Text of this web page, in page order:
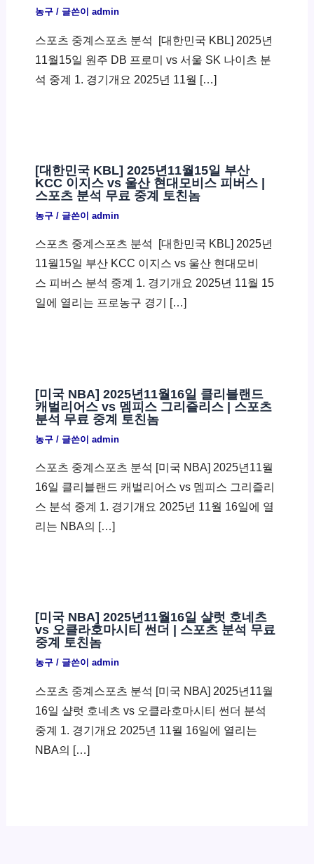
농구/ 글쓴이 admin
스포츠 중계스포츠 분석 ​ [대한민국 KBL] 2025년
11월15일 원주 DB 프로미 vs 서울 SK 나이츠 분
석 중계 1. 경기개요 2025년 11월 […]
[대한민국 KBL] 2025년11월15일 부산
KCC 이지스 vs 울산 현대모비스 피버스 |
스포츠 분석 무료 중계 토친놈
농구/ 글쓴이 admin
스포츠 중계스포츠 분석 ​ [대한민국 KBL] 2025년
11월15일 부산 KCC 이지스 vs 울산 현대모비
스 피버스 분석 중계 1. 경기개요 2025년 11월 15
일에 열리는 프로농구 경기 […]
[미국 NBA] 2025년11월16일 클리블랜드
캐벌리어스 vs 멤피스 그리즐리스 | 스포츠
분석 무료 중계 토친놈
농구/ 글쓴이 admin
스포츠 중계스포츠 분석 [미국 NBA] 2025년11월
16일 클리블랜드 캐벌리어스 vs 멤피스 그리즐리
스 분석 중계 1. 경기개요 2025년 11월 16일에 열
리는 NBA의 […]
[미국 NBA] 2025년11월16일 샬럿 호네츠
vs 오클라호마시티 썬더 | 스포츠 분석 무료
중계 토친놈
농구/ 글쓴이 admin
스포츠 중계스포츠 분석 [미국 NBA] 2025년11월
16일 샬럿 호네츠 vs 오클라호마시티 썬더 분석
중계 1. 경기개요 2025년 11월 16일에 열리는
NBA의 […]